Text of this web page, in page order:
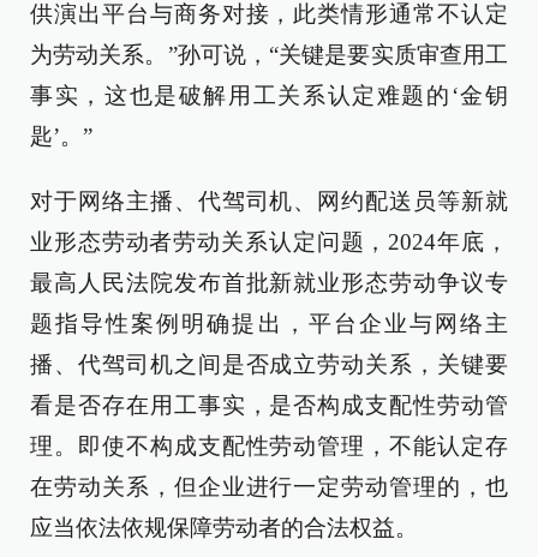
供演出平台与商务对接，此类情形通常不认定
为劳动关系。”孙可说，“关键是要实质审查用工
事实，这也是破解用工关系认定难题的‘金钥
匙’。”
对于网络主播、代驾司机、网约配送员等新就
业形态劳动者劳动关系认定问题，2024年底，
最高人民法院发布首批新就业形态劳动争议专
题指导性案例明确提出，平台企业与网络主
播、代驾司机之间是否成立劳动关系，关键要
看是否存在用工事实，是否构成支配性劳动管
理。即使不构成支配性劳动管理，不能认定存
在劳动关系，但企业进行一定劳动管理的，也
应当依法依规保障劳动者的合法权益。